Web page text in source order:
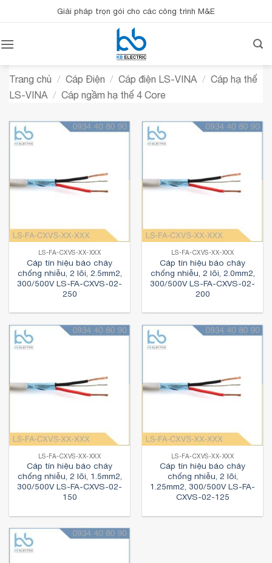
qua
dung
Giải pháp trọn gói cho các công trình M&E
Trang chủ / Cáp Điện / Cáp điện LS-VINA / Cáp hạ thế
LS-VINA / Cáp ngầm hạ thế 4 Core
LS-FA-CXVS-XX-XXX
Cáp tín hiệu báo cháy
chống nhiễu, 2 lõi, 2.5mm2,
300/500V LS-FA-CXVS-02-
250
LS-FA-CXVS-XX-XXX
Cáp tín hiệu báo cháy
chống nhiễu, 2 lõi, 2.0mm2,
300/500V LS-FA-CXVS-02-
200
LS-FA-CXVS-XX-XXX
Cáp tín hiệu báo cháy
chống nhiễu, 2 lõi, 1.5mm2,
300/500V LS-FA-CXVS-02-
150
LS-FA-CXVS-XX-XXX
Cáp tín hiệu báo cháy
chống nhiễu, 2 lõi,
1.25mm2, 300/500V LS-FA-
CXVS-02-125